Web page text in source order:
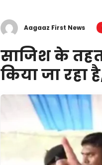
Aagaaz First News
साजिश के
किया जा